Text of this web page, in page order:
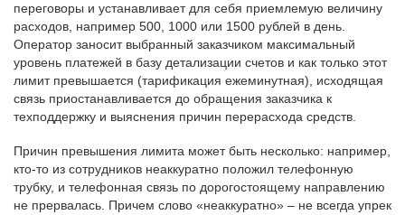
переговоры и устанавливает для себя приемлемую величину
расходов, например 500, 1000 или 1500 рублей в день.
Оператор заносит выбранный заказчиком максимальный
уровень платежей в базу детализации счетов и как только этот
лимит превышается (тарификация ежеминутная), исходящая
связь приостанавливается до обращения заказчика к
техподдержку и выяснения причин перерасхода средств.
Причин превышения лимита может быть несколько: например,
кто-то из сотрудников неаккуратно положил телефонную
трубку, и телефонная связь по дорогостоящему направлению
не прервалась. Причем слово «неаккуратно» – не всегда упрек